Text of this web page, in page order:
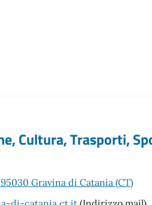
Cultura, Trasporti,
Gravina di Catania (CT)